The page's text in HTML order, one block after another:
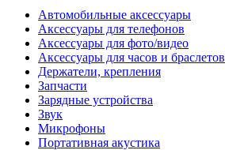
Автомобильные аксессуары
Аксессуары для телефонов
Аксессуары для фото/видео
Аксессуары для часов и браслетов
Держатели, крепления
Запчасти
Зарядные устройства
Звук
Микрофоны
Портативная акустика